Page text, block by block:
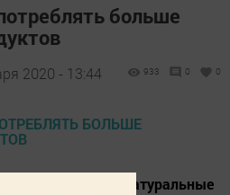
больше
2020 - 13:44 933 0 0
года спрос на натуральные